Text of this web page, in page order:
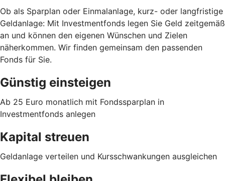
Ob als Sparplan oder Einmalanlage, kurz- oder langfristige
Geldanlage: Mit Investmentfonds legen Sie Geld zeitgemäß
an und können den eigenen Wünschen und Zielen
näherkommen. Wir finden gemeinsam den passenden
Fonds für Sie.
Günstig einsteigen
Ab 25 Euro monatlich mit Fondssparplan in
Investmentfonds anlegen
Kapital streuen
Geldanlage verteilen und Kursschwankungen ausgleichen